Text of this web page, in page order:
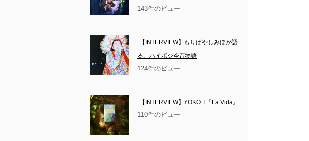
143件のビュー
【INTERVIEW】もりばやしみほが語
る、ハイポジ今昔物語
124件のビュー
【INTERVIEW】YOKO.T『La Vida』
110件のビュー